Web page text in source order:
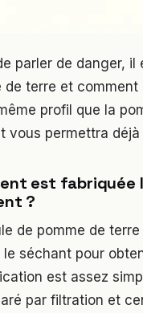
parler de danger, il
de terre et comment
profil que la
vous permettra
est
?
de pomme de
le séchant pour
est assez
par filtration et